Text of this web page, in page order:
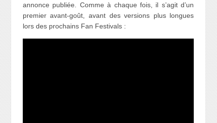
annonce publiée. Comme à chaque fois, il s’agit d’un
premier avant-goût, avant des versions plus longues
lors des prochains Fan Festivals :